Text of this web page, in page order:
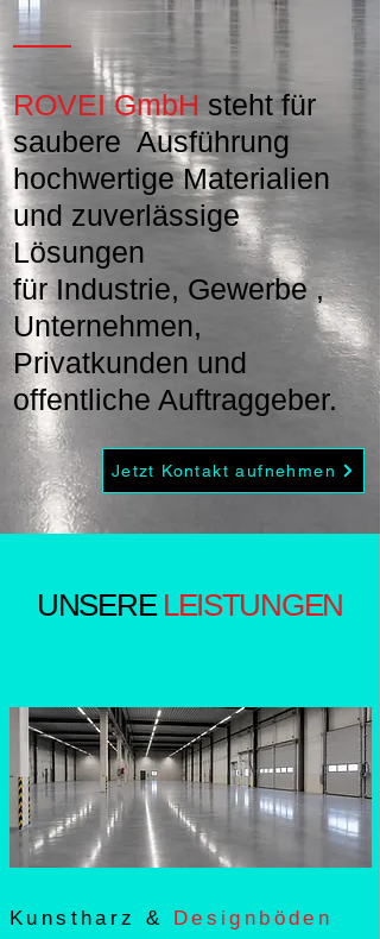
ROVEI GmbH steht für
saubere Ausführung
hochwertige Materialien
und zuverlässige
Lösungen
für Industrie, Gewerbe ,
Unternehmen,
Privatkunden und
offentliche Auftraggeber.
Jetzt Kontakt aufnehmen
UNSERE LEISTUNGEN
Kunstharz & Designböden